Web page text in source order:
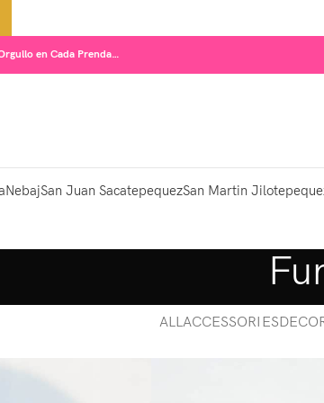
en Cada Prenda…
NebajSan Juan SacatepequezSan Martin
ALLACCESSORIES